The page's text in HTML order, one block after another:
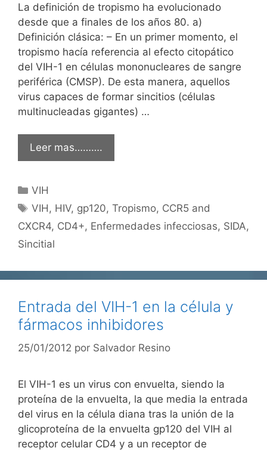
La definición de tropismo ha evolucionado
desde que a finales de los años 80. a)
Definición clásica: – En un primer momento, el
tropismo hacía referencia al efecto citopático
del VIH-1 en células mononucleares de sangre
periférica (CMSP). De esta manera, aquellos
virus capaces de formar sincitios (células
multinucleadas gigantes) …
Leer mas……….
Categorías
VIH
Etiquetas
VIH, HIV, gp120,Tropismo, CCR5 and
CXCR4, CD4+, Enfermedades infecciosas, SIDA,
Sincitial
Entrada del VIH-1 en la célula y
fármacos inhibidores
25/01/2012 por Salvador Resino
El VIH-1 es un virus con envuelta, siendo la
proteína de la envuelta, la que media la entrada
del virus en la célula diana tras la unión de la
glicoproteína de la envuelta gp120 del VIH al
receptor celular CD4 y a un receptor de